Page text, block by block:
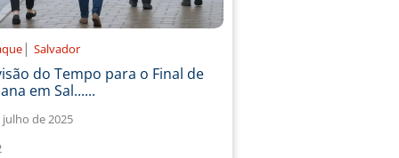
| Salvador
do Tempo para o Final de
em Sal......
julho de 2025